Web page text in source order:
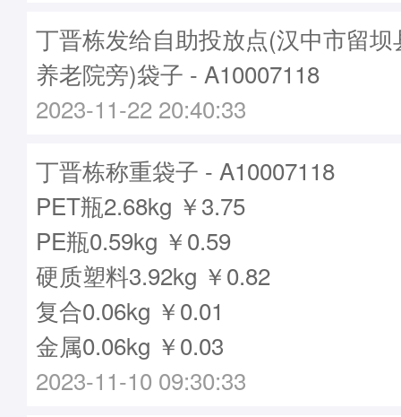
丁晋栋发给自助投放点(汉中市留
养老院旁)袋子 - A10007118
2023-11-22 20:40:33
丁晋栋称重袋子 - A10007118
PET瓶2.68kg ￥3.75
PE瓶0.59kg ￥0.59
硬质塑料3.92kg ￥0.82
复合0.06kg ￥0.01
金属0.06kg ￥0.03
2023-11-10 09:30:33